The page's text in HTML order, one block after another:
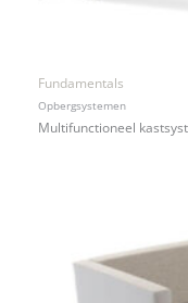
Fundamentals
Opbergsystemen
Multifunctioneel